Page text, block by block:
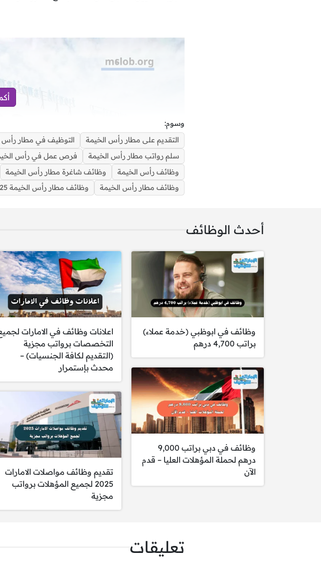
الوظائف:
مطلوب مساعد مدير
المسؤوليات:
تخطيط وتنظيم والإشراف على صيانة وفحص
تنسيق مهام العمل وأحمال العمل مع الفرق
التحقق من أساليب وتقنيات الصيانة والإصلاح
التعاون مع الأقسام المختلفة لتحسين الإجراءات
التأكد من توفر الأدوات والمعدات وقطع الغيار
مراقبة أداء الموظفين والتأكد من التزامهم
إعداد التقارير والمراسلات المتعلقة بالمجال
حل المشكلات المتعلقة بالموظفين وضمان
إبلاغ الإدارة بأي أحداث قد تؤثر على السلامة أو
ضمان مراعاة قواعد السلامة والحفاظ على
وسوم:
التقديم على مطار رأس الخيمة
التوظيف في مطار رأس
سلم رواتب مطار رأس الخيمة
فرص عمل في رأس
وظائف رأس الخيمة
وظائف شاغرة مطار رأس الخيمة
وظائف مطار رأس الخيمة
وظائف مطار رأس الخيمة 2025
أحدث الوظائف
وظائف في ابوظبي (خدمة عملاء)
براتب 4,700 درهم
وظائف في دبي براتب 9,000
درهم لحملة المؤهلات العليا – قدم
الآن
اعلانات وظائف في الامارات
التخصصات برواتب مجزية
(التقديم لكافة الجنسيات) –
محدث بإستمرار
تقديم وظائف مواصلات الامارات
2025 لجميع المؤهلات برواتب
مجزية
تعليقات